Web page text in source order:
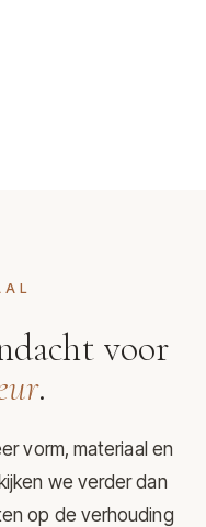
voor
.
vorm, materiaal en
we verder dan
op de verhouding